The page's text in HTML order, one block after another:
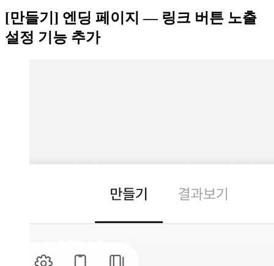
[만들기] 엔딩 페이지 — 링크 버튼 노출
설정 기능 추가